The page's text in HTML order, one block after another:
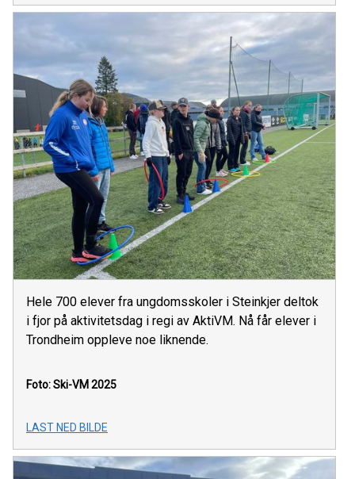
Hele 700 elever fra ungdomsskoler i Steinkjer deltok
i fjor på aktivitetsdag i regi av AktiVM. Nå får elever i
Trondheim oppleve noe liknende.
Foto: Ski-VM 2025
LAST NED BILDE